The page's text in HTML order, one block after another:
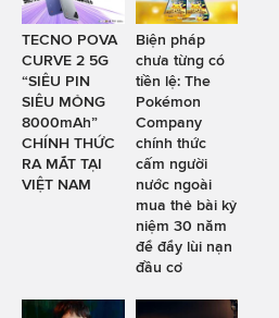
TECNO POVA
CURVE 2 5G
“SIÊU PIN
SIÊU MỎNG
8000mAh”
CHÍNH THỨC
RA MẮT TẠI
VIỆT NAM
Biện pháp
chưa từng có
tiền lệ: The
Pokémon
Company
chính thức
cấm người
nước ngoài
mua thẻ bài kỷ
niệm 30 năm
để đẩy lùi nạn
đầu cơ